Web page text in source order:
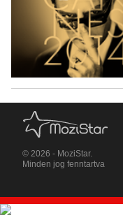
© 2026 - MoziStar.
Minden jog fenntartva